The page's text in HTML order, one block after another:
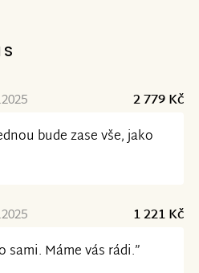
2 779 Kč
bude zase vše, jako
1 221 Kč
sami. Máme vás rádi.”